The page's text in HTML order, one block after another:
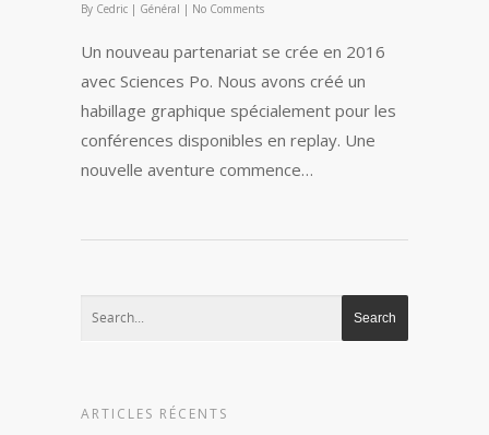
By Cedric | Général | No Comments
Un nouveau partenariat se crée en 2016
avec Sciences Po. Nous avons créé un
habillage graphique spécialement pour les
conférences disponibles en replay. Une
nouvelle aventure commence…
ARTICLES RÉCENTS